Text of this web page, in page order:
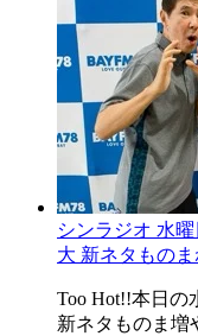
シンラジオ 水
大 新ネタもの
Too Hot!!本日
新ネタものま増